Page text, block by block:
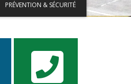
PRÉVENTION & SÉCURITÉ